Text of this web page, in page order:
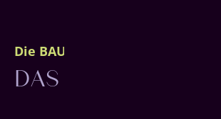
Die BAUMGARTEN Philosophie
DAS BESTE FÜR DICH.